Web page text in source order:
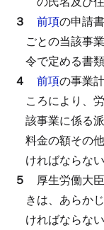
３ 前項の申請
ごとの当該事
令で定める書
４ 前項の事業
ころにより、
該事業に係る
料金の額その
ければならない
５ 厚生労働大臣
きは、あらか
ければならない